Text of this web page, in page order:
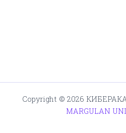
Copyright © 2026
MARGULAN